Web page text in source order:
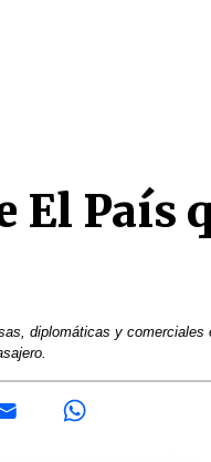
El País
diplomáticas y